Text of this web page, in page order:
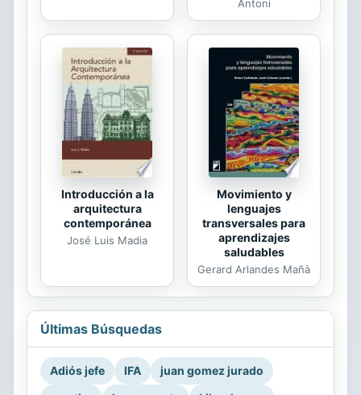
Antoni
Introducción a la
arquitectura
contemporánea
José Luis Madia
Movimiento y
lenguajes
transversales para
aprendizajes
saludables
Gerard Arlandes Mañà
Últimas Búsquedas
Adiós jefe IFA
juan gomez jurado